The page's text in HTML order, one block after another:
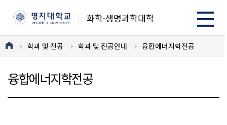
화학·생명과학대학
학과 및 전공 학과 및 전공안내 융합에너지학전공
융합에너지학전공